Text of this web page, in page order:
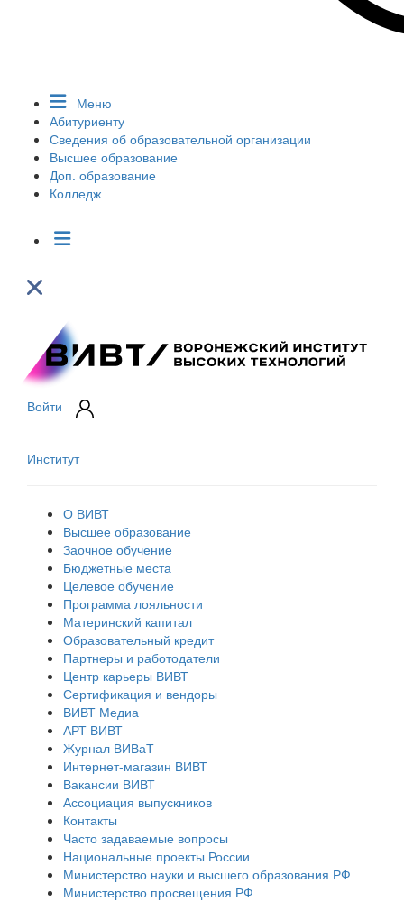
Меню
Абитуриенту
Сведения об образовательной организации
Высшее образование
Доп. образование
Колледж
Войти
Институт
О ВИВТ
Высшее образование
Заочное обучение
Бюджетные места
Целевое обучение
Программа лояльности
Материнский капитал
Образовательный кредит
Партнеры и работодатели
Центр карьеры ВИВТ
Сертификация и вендоры
ВИВТ Медиа
АРТ ВИВТ
Журнал ВИВаТ
Интернет-магазин ВИВТ
Вакансии ВИВТ
Ассоциация выпускников
Контакты
Часто задаваемые вопросы
Национальные проекты России
Министерство науки и высшего образования РФ
Министерство просвещения РФ